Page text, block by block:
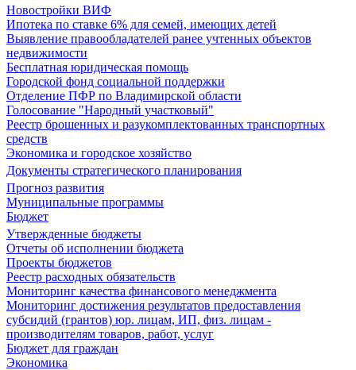
Новостройки ВИФ
Ипотека по ставке 6% для семей, имеющих детей
Выявление правообладателей ранее учтенных объектов
недвижимости
Бесплатная юридическая помощь
Городской фонд социальной поддержки
Отделение ПФР по Владимирской области
Голосование "Народный участковый"
Реестр брошенных и разукомплектованных транспортных
средств
Экономика и городское хозяйство
Документы стратегического планирования
Прогноз развития
Муниципальные программы
Бюджет
Утвержденные бюджеты
Отчеты об исполнении бюджета
Проекты бюджетов
Реестр расходных обязательств
Мониторинг качества финансового менеджмента
Мониторинг достижения результатов предоставления
субсидий (грантов) юр. лицам, ИП, физ. лицам -
производителям товаров, работ, услуг
Бюджет для граждан
Экономика